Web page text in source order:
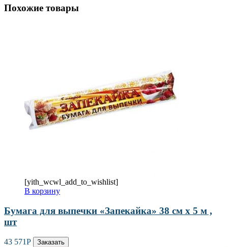
Похожие товары
[yith_wcwl_add_to_wishlist]
В корзину
Бумага для выпечки «Запекайка» 38 см х 5 м ,
шт
43 571Р Заказать